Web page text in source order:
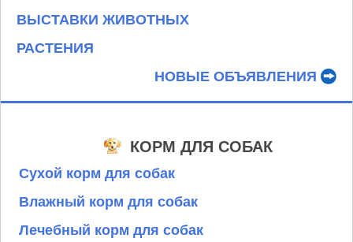
ВЫСТАВКИ ЖИВОТНЫХ
РАСТЕНИЯ
НОВЫЕ ОБЪЯВЛЕНИЯ
КОРМ ДЛЯ СОБАК
Сухой корм для собак
Влажный корм для собак
Лечебный корм для собак